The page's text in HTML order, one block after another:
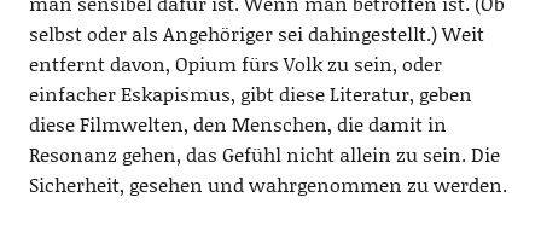
selbst oder als Angehöriger sei dahingestellt.) Weit
entfernt davon, Opium fürs Volk zu sein, oder
einfacher Eskapismus, gibt diese Literatur, geben
diese Filmwelten, den Menschen, die damit in
Resonanz gehen, das Gefühl nicht allein zu sein. Die
Sicherheit, gesehen und wahrgenommen zu werden.